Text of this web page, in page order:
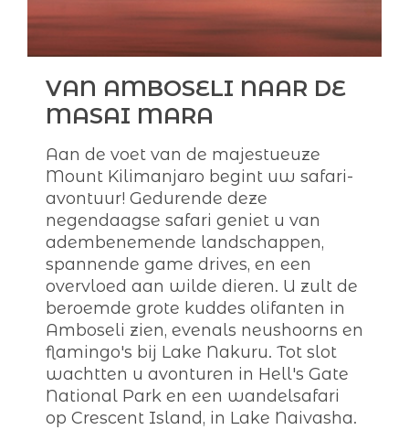
VAN AMBOSELI NAAR DE
MASAI MARA
Aan de voet van de majestueuze
Mount Kilimanjaro begint uw safari-
avontuur! Gedurende deze
negendaagse safari geniet u van
adembenemende landschappen,
spannende game drives, en een
overvloed aan wilde dieren. U zult de
beroemde grote kuddes olifanten in
Amboseli zien, evenals neushoorns en
flamingo's bij Lake Nakuru. Tot slot
wachtten u avonturen in Hell's Gate
National Park en een wandelsafari
op Crescent Island, in Lake Naivasha.